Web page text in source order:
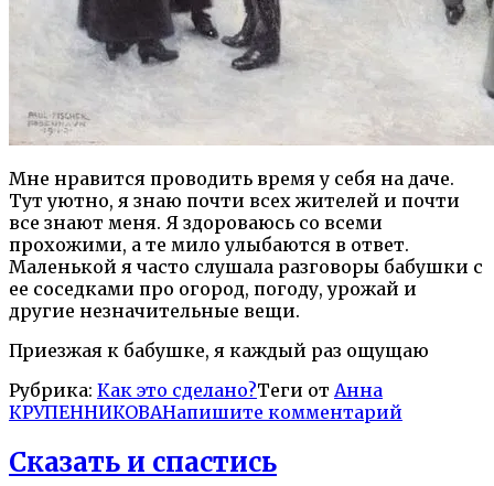
Мне нравится проводить время у себя на даче.
Тут уютно, я знаю почти всех жителей и почти
все знают меня. Я здороваюсь со всеми
прохожими, а те мило улыбаются в ответ.
Маленькой я часто слушала разговоры бабушки с
ее соседками про огород, погоду, урожай и
другие незначительные вещи.
Приезжая к бабушке, я каждый раз ощущаю
Рубрика: Как это сделано?Теги от Анна
КРУПЕННИКОВАНапишите комментарий
Сказать и спастись